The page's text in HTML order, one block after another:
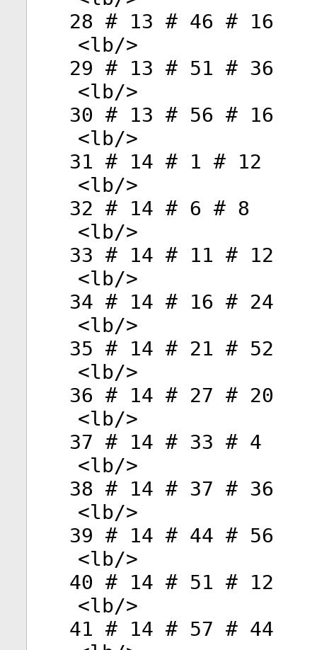
28 # 13 # 46 # 16
<lb/>
29 # 13 # 51 # 36
<lb/>
30 # 13 # 56 # 16
<lb/>
31 # 14 # 1 # 12
<lb/>
32 # 14 # 6 # 8
<lb/>
33 # 14 # 11 # 12
<lb/>
34 # 14 # 16 # 24
<lb/>
35 # 14 # 21 # 52
<lb/>
36 # 14 # 27 # 20
<lb/>
37 # 14 # 33 # 4
<lb/>
38 # 14 # 37 # 36
<lb/>
39 # 14 # 44 # 56
<lb/>
40 # 14 # 51 # 12
<lb/>
41 # 14 # 57 # 44